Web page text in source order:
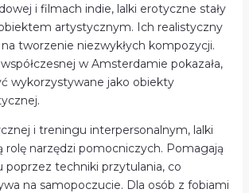
i filmach indie, lalki erotyczne stały
artystycznym. Ich realistyczny
tworzenie niezwykłych kompozycji.
w Amsterdamie pokazała,
wykorzystywane jako obiekty
i treningu interpersonalnym, lalki
rolę narzędzi pomocniczych. Pomagają
poprzez techniki przytulania, co
na samopoczucie. Dla osób z fobiami